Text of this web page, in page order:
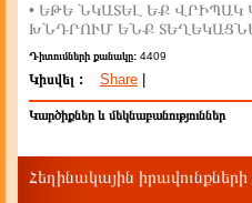
• ԵԹԵ ՆԿԱՏԵԼ ԵՔ
ԽՆԴՐՈՒՄ ԵՆՔ
Դիտումների քանակը: 4409
Կիսվել : Share
Կարծիքներ և մեկնաբանություններ
Հեղինակային